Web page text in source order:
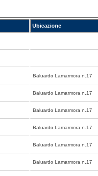
Ubicazione
Baluardo Lamarmora n.17
Baluardo Lamarmora n.17
Baluardo Lamarmora n.17
Baluardo Lamarmora n.17
Baluardo Lamarmora n.17
Baluardo Lamarmora n.17